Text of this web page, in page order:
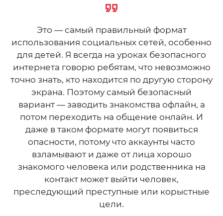
Это — самый правильный формат
использования социальных сетей, особенно
для детей. Я всегда на уроках безопасного
интернета говорю ребятам, что невозможно
точно знать, кто находится по другую сторону
экрана. Поэтому самый безопасный
вариант — заводить знакомства офлайн, а
потом переходить на общение онлайн. И
даже в таком формате могут появиться
опасности, потому что аккаунты часто
взламывают и даже от лица хорошо
знакомого человека или родственника на
контакт может выйти человек,
преследующий преступные или корыстные
цели.